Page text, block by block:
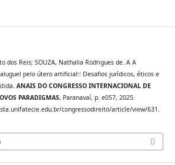
dos Reis; SOUZA, Nathalia Rodrigues de. A A
pelo útero artificial:: Desafios jurídicos, éticos e
ANAIS DO CONGRESSO INTERNACIONAL DE
PARADIGMAS, Paranavaí, p. e057, 2025.
congressodireito/article/view/631.